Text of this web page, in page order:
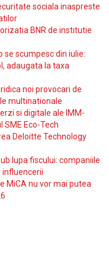
sociala inaspreste
BNR de institutie
se scumpesc din iulie:
adaugata la taxa
noi provocari de
multinationale
si digitale ale IMM-
Eco-Tech
Deloitte Technology
lupa fiscului: companiile
influencerii
MiCA nu vor mai putea